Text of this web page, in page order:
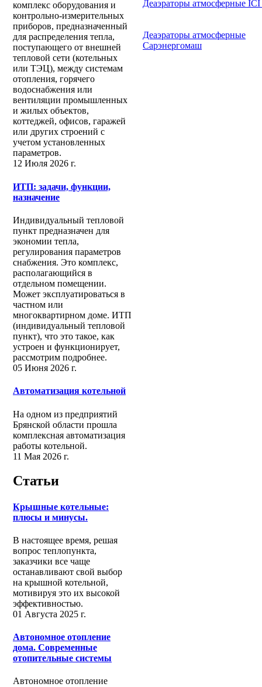
комплекс оборудования и
контрольно-измерительных
приборов, предназначенный
для распределения тепла,
поступающего от внешней
тепловой сети (котельных
или ТЭЦ), между системам
отопления, горячего
водоснабжения или
вентиляции промышленных
и жилых объектов,
коттеджей, офисов, гаражей
или других строений с
учетом установленных
параметров.
12 Июля 2026 г.
ИТП: задачи, функции,
назначение
Индивидуальный тепловой
пункт предназначен для
экономии тепла,
регулирования параметров
снабжения. Это комплекс,
располагающийся в
отдельном помещении.
Может эксплуатироваться в
частном или
многоквартирном доме. ИТП
(индивидуальный тепловой
пункт), что это такое, как
устроен и функционирует,
рассмотрим подробнее.
05 Июня 2026 г.
Автоматизация котельной
На одном из предприятий
Брянской области прошла
комплексная автоматизация
работы котельной.
11 Мая 2026 г.
Статьи
Крышные котельные:
плюсы и минусы.
В настоящее время, решая
вопрос теплопункта,
заказчики все чаще
останавливают свой выбор
на крышной котельной,
мотивируя это их высокой
эффективностью.
01 Августа 2025 г.
Автономное отопление
дома. Современные
отопительные системы
Автономное отопление
Деаэраторы атмосферные
Деаэраторы атмосферные
Сарэнергомаш